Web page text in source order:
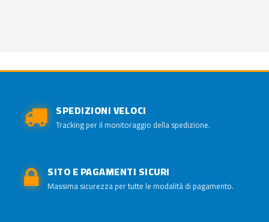
SPEDIZIONI VELOCI
Tracking per il monitoraggio della spedizione.
SITO E PAGAMENTI SICURI
Massima sicurezza per tutte le modalità di pagamento.